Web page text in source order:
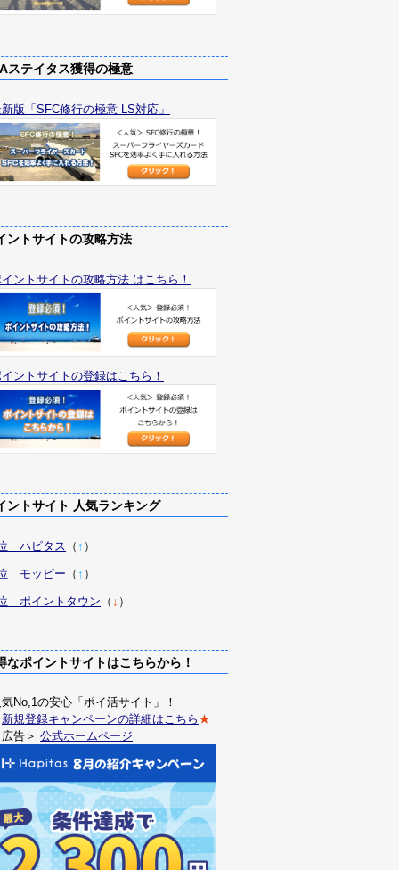
テイタス獲得の極意
版「SFC修行の極意 LS対応」
トサイトの攻略方法
ントサイトの攻略方法 はこちら！
ントサイトの登録はこちら！
トサイト 人気ランキング
ハピタス （ ↑ ）
モッピー （ ↑ ）
ポイントタウン （ ↓ ）
ポイントサイトはこちらから！
No,1の安心「ポイ活サイト」！
新規登録キャンペーンの詳細はこちら ★
告＞ 公式ホームページ